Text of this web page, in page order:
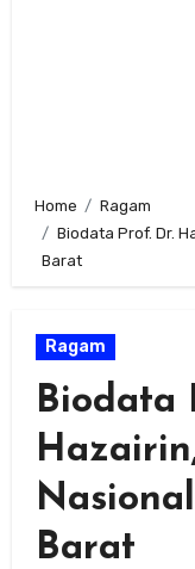
Home
Ragam
Biodata Prof. Dr.
Barat
Ragam
Biodata
Barat